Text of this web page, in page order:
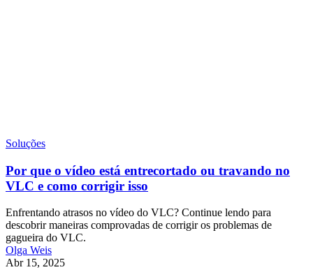
Soluções
Por que o vídeo está entrecortado ou travando no
VLC e como corrigir isso
Enfrentando atrasos no vídeo do VLC? Continue lendo para
descobrir maneiras comprovadas de corrigir os problemas de
gagueira do VLC.
Olga Weis
Abr 15, 2025